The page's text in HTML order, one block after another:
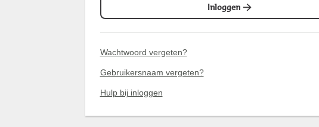
Inloggen
Wachtwoord vergeten?
Gebruikersnaam vergeten?
Hulp bij inloggen